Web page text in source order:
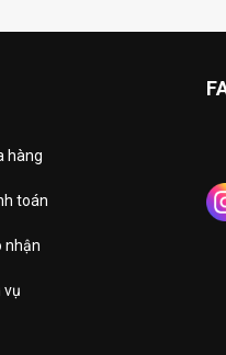
hàng
toán
nhận
vụ